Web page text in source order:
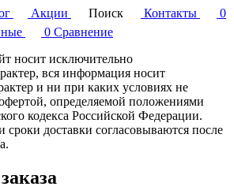
Акции Поиск Контакты
0
0 Сравнение
носит исключительно
вся информация носит
и ни при каких условиях не
определяемой положениями
кодекса Российской Федерации.
сроки доставки согласовываются после